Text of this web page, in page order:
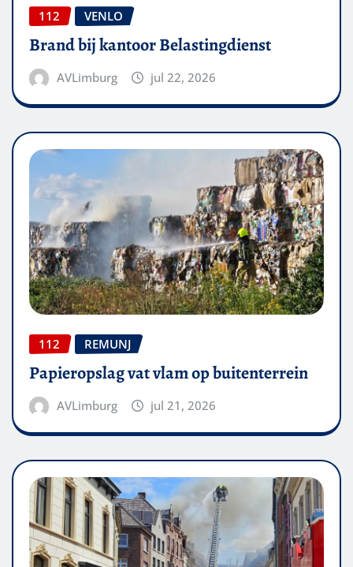
112 VENLO
Brand bij kantoor Belastingdienst
AVLimburg jul 22, 2026
112 REMUNJ
Papieropslag vat vlam op buitenterrein
AVLimburg jul 21, 2026